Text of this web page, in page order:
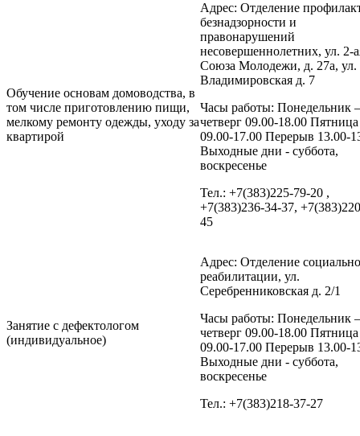
Обучение основам домоводства, в
том числе приготовлению пищи,
мелкому ремонту одежды, уходу за
квартирой
Адрес: Отделение
безнадзорности и
правонарушений
несовершеннолетних, ул. 2-
Союза Молодежи, д. 27а, ул.
Владимировская д. 7
Часы работы: Понедельник –
четверг 09.00-18.00 Пятница
09.00-17.00 Перерыв 13.00-
Выходные дни - суббота,
воскресенье
Тел.: +7(383)225-79-20 ,
+7(383)236-34-37,
45
Занятие с дефектологом
(индивидуальное)
Адрес: Отделение
реабилитации, ул.
Серебренниковская д. 2/1
Часы работы: Понедельник –
четверг 09.00-18.00 Пятница
09.00-17.00 Перерыв 13.00-
Выходные дни - суббота,
воскресенье
Тел.: +7(383)218-37-27